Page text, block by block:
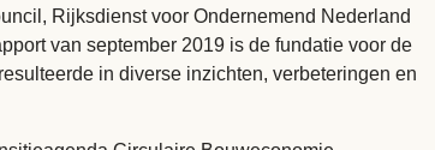
Rijksdienst voor Ondernemend Nederland
van september 2019 is de fundatie voor de
in diverse inzichten, verbeteringen en